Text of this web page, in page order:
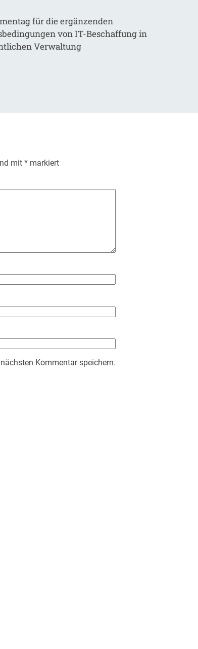
für die ergänzenden
von IT-Beschaffung in
Verwaltung
mit * markiert
Kommentar speichern.